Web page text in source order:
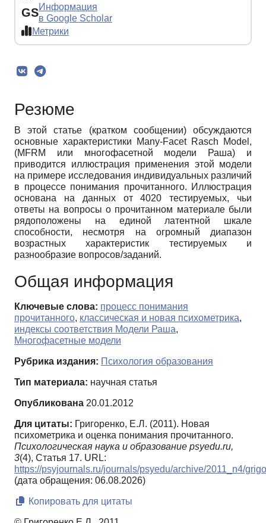
GSИнформация
в Google Scholar
Метрики
Резюме
В этой статье (кратком сообщении) обсуждаются
основные характеристики Many-Facet Rasch Model,
(MFRM или многофасетной модели Раша) и
приводится иллюстрация применения этой модели
на примере исследования индивидуальных различий
в процессе понимания прочитанного. Иллюстрация
основана на данных от 4020 тестируемых, чьи
ответы на вопросы о прочитанном материале были
рядоположены на единой латентной шкале
способности, несмотря на огромный диапазон
возрастных характеристик тестируемых и
разнообразие вопросов/заданий.
Общая информация
Ключевые слова: процесс понимания
прочитанного, классическая и новая психометрика,
индексы соответствия Модели Раша,
Многофасетные модели
Рубрика издания: Психология образования
Тип материала: научная статья
Опубликована 20.01.2012
Для цитаты: Григоренко, Е.Л. (2011). Новая
психометрика и оценка понимания прочитанного.
Психологическая наука и образование psyedu.ru,
3(4), Статья 17. URL:
https://psyjournals.ru/journals/psyedu/archive/2011_n4/
(дата обращения: 06.08.2026)
Копировать для цитаты